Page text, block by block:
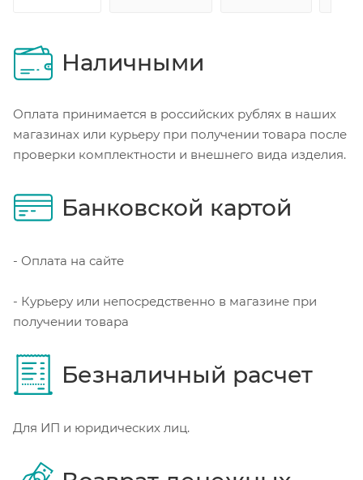
Наличными
Оплата принимается в российских рублях в наших
магазинах или курьеру при получении товара после
проверки комплектности и внешнего вида изделия.
Банковской картой
- Оплата на сайте
- Курьеру или непосредственно в магазине при
получении товара
Безналичный расчет
Для ИП и юридических лиц.